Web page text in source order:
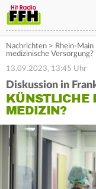
Nachrichten > Rhein-Main
medizinische Versorgung?
13.09.2023, 13:45 Uhr
Diskussion in
KÜNSTLICHE
MEDIZIN?